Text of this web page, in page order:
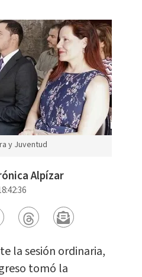
y Juventud
Alpízar
la sesión ordinaria,
tomó la